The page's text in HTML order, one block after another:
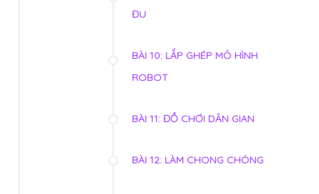
ĐU
BÀI 10: LẮP GHÉP MÔ HÌNH
ROBOT
BÀI 11: ĐỒ CHƠI DÂN GIAN
BÀI 12: LÀM CHONG CHÓNG